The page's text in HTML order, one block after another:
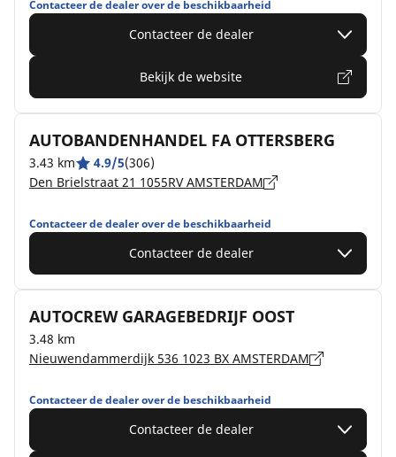
Contacteer de dealer over de beschikbaarheid
Contacteer de dealer
Bekijk de website
AUTOBANDENHANDEL FA OTTERSBERG
3.43 km 4.9/5(306)
Den Brielstraat 21 1055RV AMSTERDAM
Contacteer de dealer over de beschikbaarheid
Contacteer de dealer
AUTOCREW GARAGEBEDRIJF OOST
3.48 km
Nieuwendammerdijk 536 1023 BX AMSTERDAM
Contacteer de dealer over de beschikbaarheid
Contacteer de dealer